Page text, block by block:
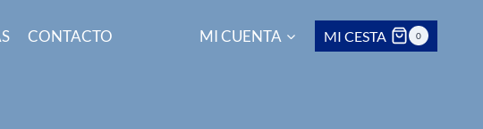
CONTACTO MI CUENTA MI CESTA 0